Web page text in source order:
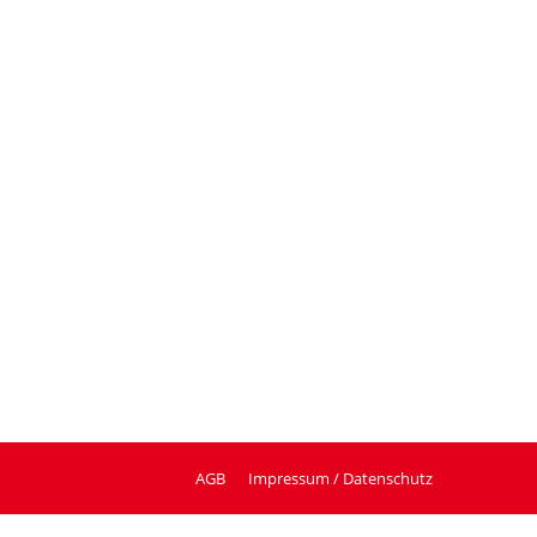
AGB Impressum / Datenschutz